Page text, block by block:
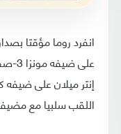
انفرد روما مؤقتا
على
اللقب سلبيا مع